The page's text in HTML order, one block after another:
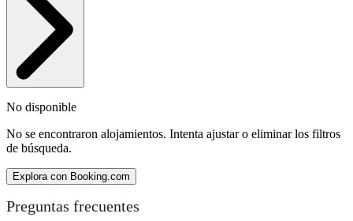
No disponible
No se encontraron alojamientos. Intenta ajustar o eliminar los filtros
de búsqueda.
Explora con Booking.com
Preguntas frecuentes